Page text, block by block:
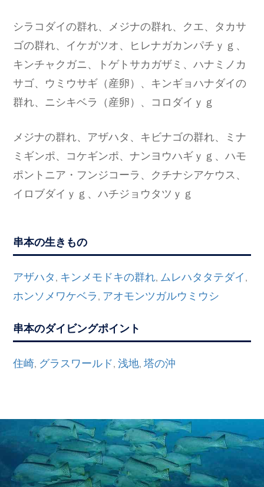
シラコダイの群れ、メジナの群れ、クエ、タカサ
ゴの群れ、イケガツオ、ヒレナガカンパチｙｇ、
キンチャクガニ、トゲトサカガザミ、ハナミノカ
サゴ、ウミウサギ（産卵）、キンギョハナダイの
群れ、ニシキベラ（産卵）、コロダイｙｇ
メジナの群れ、アザハタ、キビナゴの群れ、ミナ
ミギンポ、コケギンポ、ナンヨウハギｙｇ、ハモ
ポントニア・フンジコーラ、クチナシアケウス、
イロブダイｙｇ、ハチジョウタツｙｇ
串本の生きもの
アザハタ , キンメモドキの群れ, ムレハタタテダイ ,
ホンソメワケベラ , アオモンツガルウミウシ
串本のダイビングポイント
住崎, グラスワールド,浅地,塔の沖